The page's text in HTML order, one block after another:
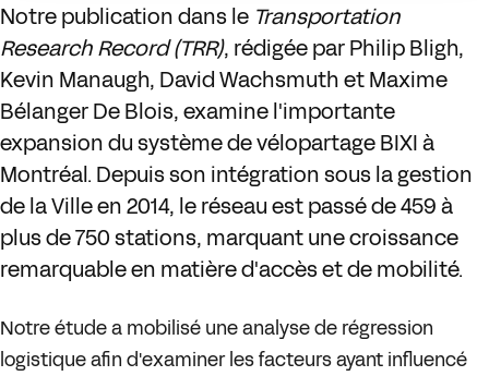
Notre publication dans le Transportation
Research Record (TRR), rédigée par Philip Bligh,
Kevin Manaugh, David Wachsmuth et Maxime
Bélanger De Blois, examine l'importante
expansion du système de vélopartage BIXI à
Montréal. Depuis son intégration sous la gestion
de la Ville en 2014, le réseau est passé de 459 à
plus de 750 stations, marquant une croissance
remarquable en matière d'accès et de mobilité.
Notre étude a mobilisé une analyse de régression
logistique afin d'examiner les facteurs ayant influencé